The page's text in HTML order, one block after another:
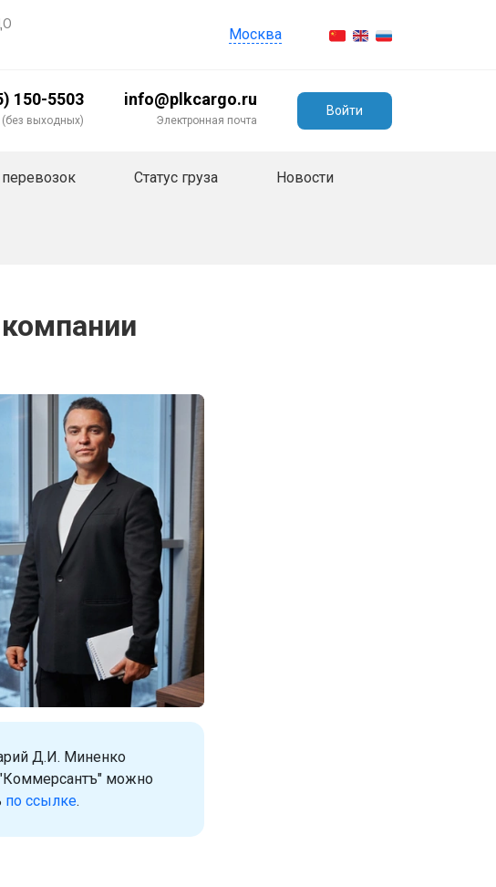
Москва
150-5503
(без выходных)
info@plkcargo.ru
Электронная почта
Войти
Статус груза Новости
Д.И. Миненко
можно
по ссылке.